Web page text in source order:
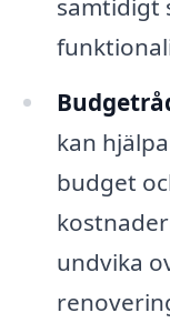
samtidigt
kan
budget
undvika